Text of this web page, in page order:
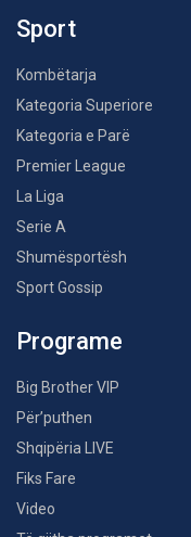
Sport
Kombëtarja
Kategoria Superiore
Kategoria e Parë
Premier League
La Liga
Serie A
Shumësportësh
Sport Gossip
Programe
Big Brother VIP
Për’puthen
Shqipëria LIVE
Fiks Fare
Video